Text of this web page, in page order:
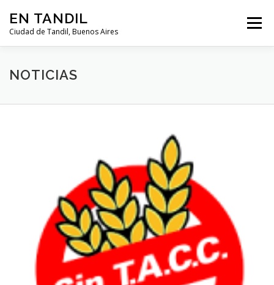
EN TANDIL
Ciudad de Tandil, Buenos Aires
Menú
INFORMACIÓN
NOTICIAS